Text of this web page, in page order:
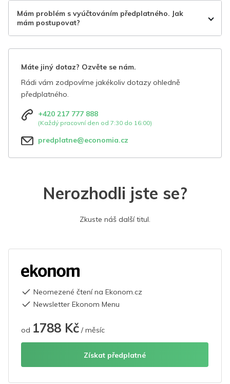
Mám problém s vyúčtováním předplatného. Jak
mám postupovat?
Máte jiný dotaz? Ozvěte se nám.
Rádi vám zodpovíme jakékoliv dotazy ohledně
předplatného.
+420 217 777 888
(Každý pracovní den od 7:30 do 16:00)
predplatne@economia.cz
Nerozhodli jste se?
Zkuste náš další titul.
Neomezené čtení na Ekonom.cz
Newsletter Ekonom Menu
od 1788 Kč / měsíc
Získat předplatné